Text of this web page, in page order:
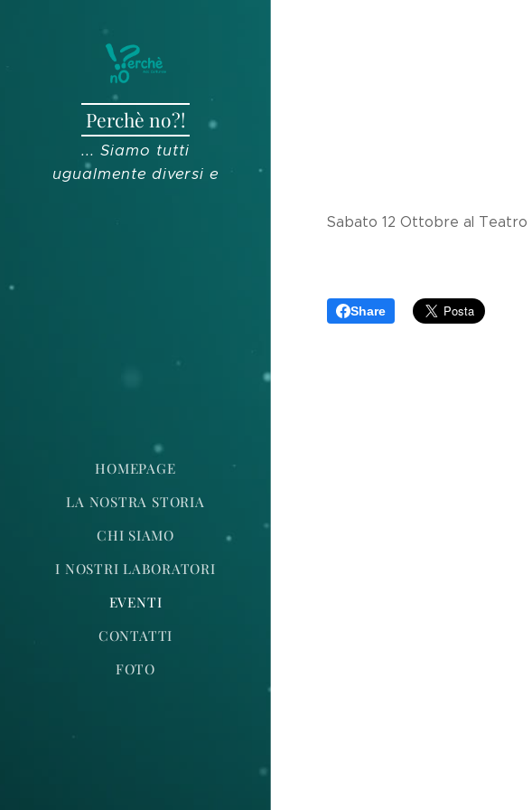
Perchè no?!
... Siamo tutti
ugualmente diversi e
HOMEPAGE
LA NOSTRA STORIA
CHI SIAMO
I NOSTRI LABORATORI
EVENTI
CONTATTI
FOTO
Sabato 12 Ottobre al
Share